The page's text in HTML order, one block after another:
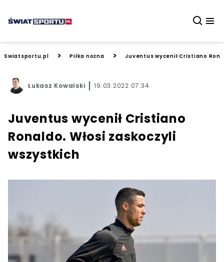
Swiatsportu.pl > Piłka nożna > Juventus wycenił Cristiano
Łukasz Kowalski 19.03.2022 07:34
Juventus wycenił Cristiano
Ronaldo. Włosi zaskoczyli
wszystkich